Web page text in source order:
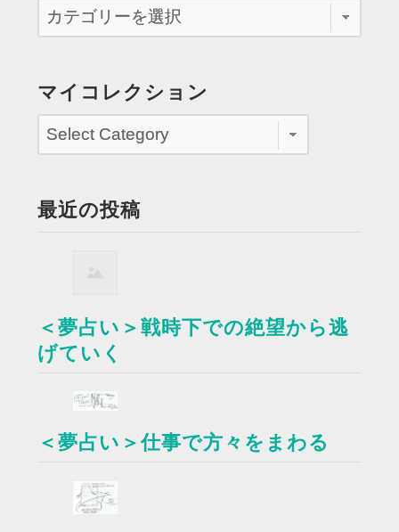
マイコレクション
最近の投稿
＜夢占い＞戦時下での絶望から逃
げていく
＜夢占い＞仕事で方々をまわる